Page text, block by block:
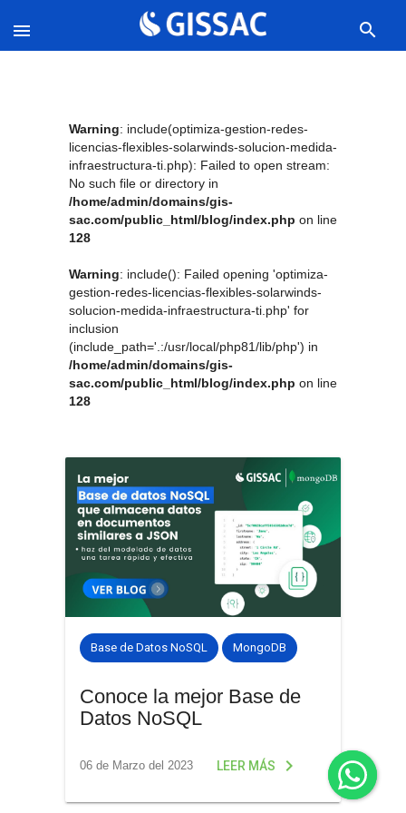
 search
Warning: include(optimiza-gestion-redes-
licencias-flexibles-solarwinds-solucion-medida-
infraestructura-ti.php): Failed to open stream:
No such file or directory in
/home/admin/domains/gis-
sac.com/public_html/blog/index.php on line
128
Warning: include(): Failed opening 'optimiza-
gestion-redes-licencias-flexibles-solarwinds-
solucion-medida-infraestructura-ti.php' for
inclusion
(include_path='.:/usr/local/php81/lib/php') in
/home/admin/domains/gis-
sac.com/public_html/blog/index.php on line
128
Base de Datos NoSQL MongoDB
Conoce la mejor Base de
Datos NoSQL
06 de Marzo del 2023 LEER MÁS chevron_right